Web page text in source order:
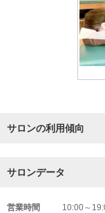
サロンの利用傾向
サロンデータ
営業時間
10:00～